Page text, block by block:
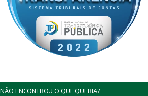
NÃO ENCONTROU O QUE QUERIA?